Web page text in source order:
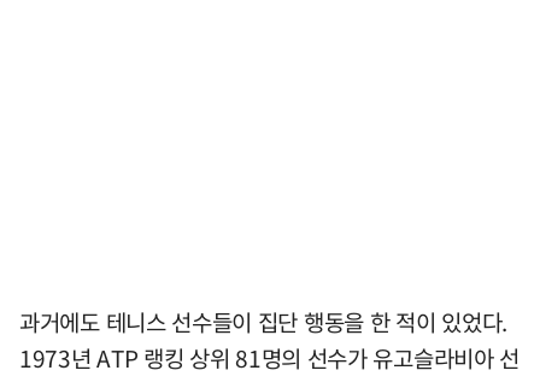
과거에도 테니스 선수들이 집단 행동을 한 적이 있었다.
1973년 ATP 랭킹 상위 81명의 선수가 유고슬라비아 선